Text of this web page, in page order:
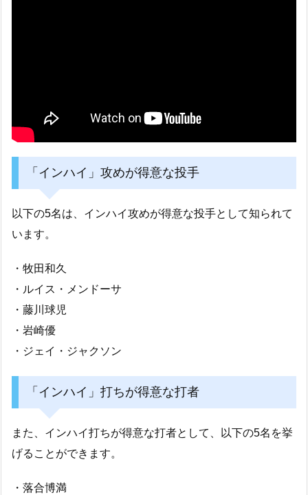
「インハイ」攻めが得意な投手
以下の5名は、インハイ攻めが得意な投手として知られて
います。
・牧田和久
・ルイス・メンドーサ
・藤川球児
・岩崎優
・ジェイ・ジャクソン
「インハイ」打ちが得意な打者
また、インハイ打ちが得意な打者として、以下の5名を挙
げることができます。
・落合博満